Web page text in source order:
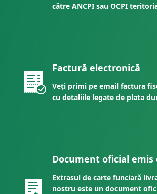
către ANCPI sau OCPI
Factură electronică
Veți primi pe email factura
cu detaliile legate de plata
Document oficial emis
Extrasul de carte funciară
nostru este un document